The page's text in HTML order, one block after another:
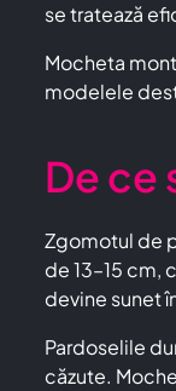
se tratează
Mocheta
modelele
De ce
Zgomotul de
de 13–15
devine sunet
Pardoselile
căzute.